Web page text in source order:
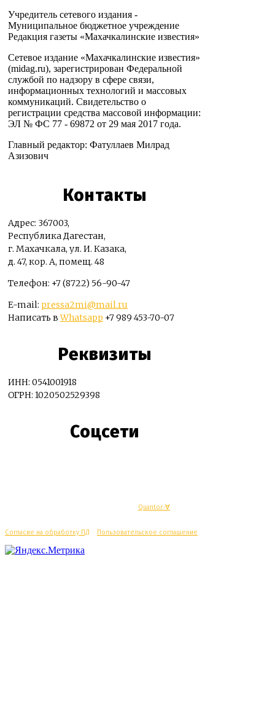
Учредитель сетевого издания -
Муниципальное бюджетное учреждение
Редакция газеты «Махачкалинские известия»
Сетевое издание «Махачкалинские известия»
(midag.ru), зарегистрирован Федеральной
службой по надзору в сфере связи,
информационных технологий и массовых
коммуникаций. Свидетельство о
регистрации средства массовой информации:
ЭЛ № ФС 77 - 69872 от 29 мая 2017 года.
Главный редактор: Фатуллаев Милрад
Азизович
Контакты
Адрес: 367003,
Республика Дагестан,
г. Махачкала, ул. И. Казака,
д. 47, кор. А, помещ. 48
Телефон: +7 (8722) 56-90-47
E-mail: pressa2mi@mail.ru
Написать вWhatsapp +7 989 453-70-07
Реквизиты
ИНН: 0541001918
ОГРН: 1020502529398
Соцсети
Quantor-∀
Согласие на обработку ПД Пользовательское соглашение